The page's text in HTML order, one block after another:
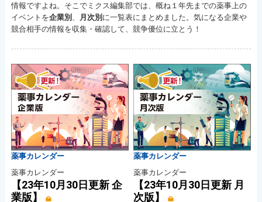
情報ですよね。そこでミクス編集部では、概ね１年先までの薬事上の
イベントを企業別 月次別 に一覧表にまとめました。気になる企業や
競合相手の情報を収集・確認して、競争優位に立とう！
薬事カレンダー
薬事カレンダー
【23年10月30日更新 企
業版】
薬事カレンダー
薬事カレンダー
【23年10月30日更新 月
次版】